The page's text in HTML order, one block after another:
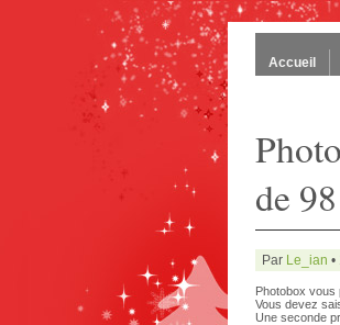
Accueil
de
Par Le_ian
Photobox vous
Vous devez
Une seconde